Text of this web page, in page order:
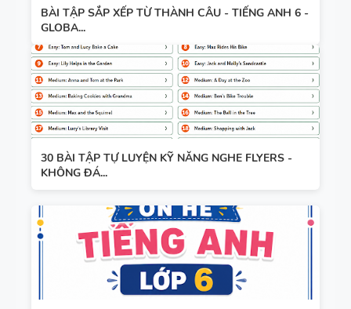
BÀI TẬP SẮP XẾP TỪ THÀNH CÂU - TIẾNG ANH 6 -
GLOBA...
30 BÀI TẬP TỰ LUYỆN KỸ NĂNG NGHE FLYERS -
KHÔNG ĐÁ...